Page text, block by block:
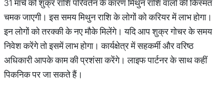
31 मार्च को शुक्र राशि परिवर्तन के कारण मिथुन राशि वालों की किस्मत
चमक जाएगी। इस समय मिथुन राशि के लोगों को करियर में लाभ होगा।
इन लोगों को तरक्की के नए मौके मिलेंगे। यदि आप शुक्र गोचर के समय
निवेश करेंगे तो इसमें लाभ होगा। कार्यक्षेत्र में सहकर्मी और वरिष्ठ
अधिकारी आपके काम की प्रशंसा करेंगे। लाइफ पार्टनर के साथ कहीं
पिकनिक पर जा सकते हैं।